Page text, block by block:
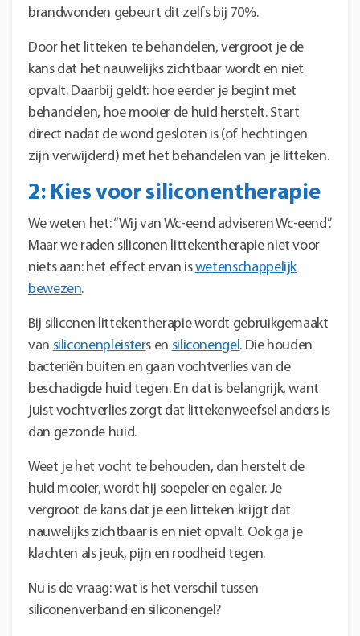
brandwonden gebeurt dit zelfs bij 70%.
Door het litteken te behandelen, vergroot je de
kans dat het nauwelijks zichtbaar wordt en niet
opvalt. Daarbij geldt: hoe eerder je begint met
behandelen, hoe mooier de huid herstelt. Start
direct nadat de wond gesloten is (of hechtingen
zijn verwijderd) met het behandelen van je litteken.
2: Kies voor siliconentherapie
We weten het: “Wij van Wc-eend adviseren Wc-eend”.
Maar we raden siliconen littekentherapie niet voor
niets aan: het effect ervan iswetenschappelijk
bewezen.
Bij siliconen littekentherapie wordt gebruikgemaakt
van siliconenpleisters en siliconengel. Die houden
bacteriën buiten en gaan vochtverlies van de
beschadigde huid tegen. En dat is belangrijk, want
juist vochtverlies zorgt dat littekenweefsel anders is
dan gezonde huid.
Weet je het vocht te behouden, dan herstelt de
huid mooier, wordt hij soepeler en egaler. Je
vergroot de kans dat je een litteken krijgt dat
nauwelijks zichtbaar is en niet opvalt. Ook ga je
klachten als jeuk, pijn en roodheid tegen.
Nu is de vraag: wat is het verschil tussen
siliconenverband en siliconengel?